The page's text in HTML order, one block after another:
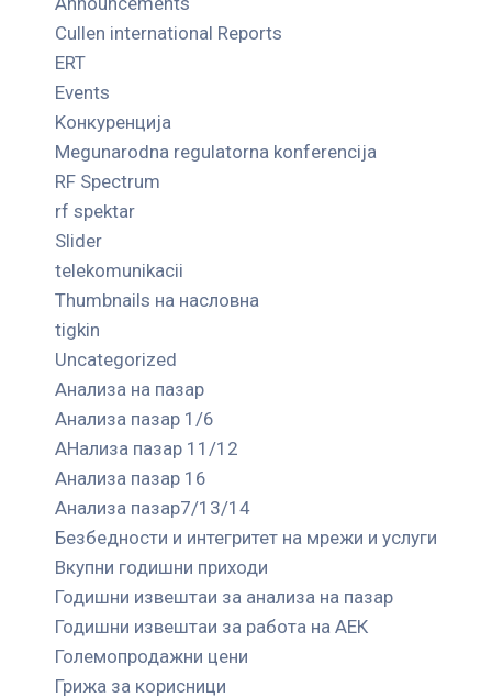
Cullen international Reports
ERT
Events
Kонкуренција
Megunarodna regulatorna konferencija
RF Spectrum
rf spektar
Slider
telekomunikacii
Thumbnails на насловна
tigkin
Uncategorized
Анализа на пазар
Анализа пазар 1/6
АНализа пазар 11/12
Анализа пазар 16
Анализа пазар7/13/14
Безбедности и интегритет на мрежи и услуги
Вкупни годишни приходи
Годишни извештаи за анализа на пазар
Годишни извештаи за работа на АЕК
Големопродажни цени
Грижа за корисници